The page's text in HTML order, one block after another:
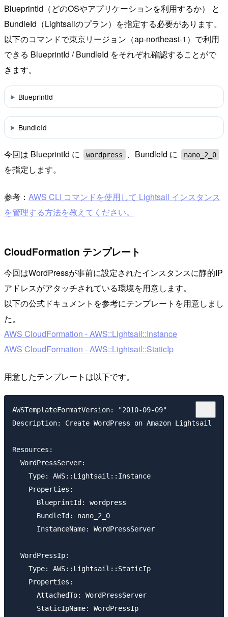
BlueprintId（どのOSやアプリケーションを利用するか） と
BundleId（Lightsailのプラン）を指定する必要があります。
以下のコマンドで東京リージョン（ap-northeast-1）で利用
できる BlueprintId / BundleId をそれぞれ確認することがで
きます。
BlueprintId
BundleId
今回は BlueprintId に wordpress 、BundleId に nano_2_0
を指定します。
参考： AWS CLI コマンドを使用して Lightsail インスタンス
を管理する方法を教えてください。
CloudFormation テンプレート
今回はWordPressが事前に設定されたインスタンスに静的IP
アドレスがアタッチされている環境を用意します。
以下の公式ドキュメントを参考にテンプレートを用意しまし
た。
AWS CloudFormation - AWS::Lightsail::Instance
AWS CloudFormation - AWS::Lightsail::StaticIp
用意したテンプレートは以下です。
AWSTemplateFormatVersion: "2010-09-09"
Description: Create WordPress on Amazon Lightsail
Resources:
  WordPressServer:
    Type: AWS::Lightsail::Instance
    Properties:
      BlueprintId: wordpress
      BundleId: nano_2_0
      InstanceName: WordPressServer
  WordPressIp:
    Type: AWS::Lightsail::StaticIp
    Properties:
      AttachedTo: WordPressServer
      StaticIpName: WordPressIp